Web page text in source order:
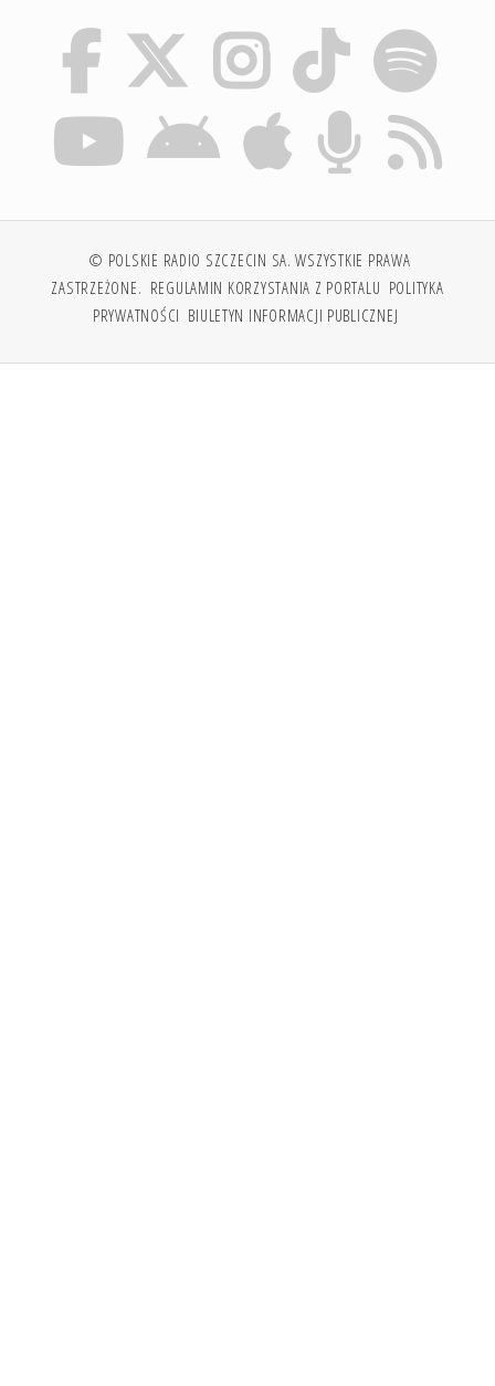
© POLSKIE RADIO SZCZECIN SA. WSZYSTKIE PRAWA
ZASTRZEŻONE. REGULAMIN KORZYSTANIA Z PORTALU POLITYKA
PRYWATNOŚCI BIULETYN INFORMACJI PUBLICZNEJ